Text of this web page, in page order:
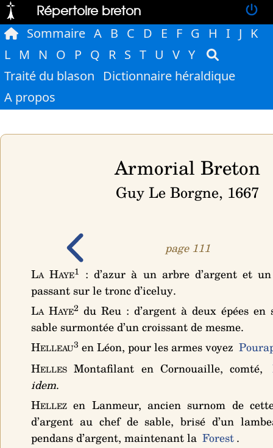
Répertoire breton
Sommaire A B C D E F G H I J
K
L M N O P Q R S T U V Y
Traité du blason
Dictionnaire héraldique
A propos
Armorial Breton
Guy Le Borgne, 1667
page 111
La Haye1 :d’azur à un arbre d’argent et
passant sur le tronc d’iceluy.
La Haye2 du Reu :d’argent à deux épées en
sable surmontée d’un croissant de mesme.
Helleau3 en Léon, pour les armes voyez
Helles Montafilant en Cornouaille, comté,
idem.
Hellez en Lanmeur, ancien surnom de
d’argent au chef de sable, brisé d’un
pendans d’argent, maintenant la Forest.